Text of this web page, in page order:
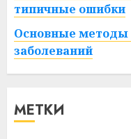
типичные ошибки
Основные методы
заболеваний
МЕТКИ